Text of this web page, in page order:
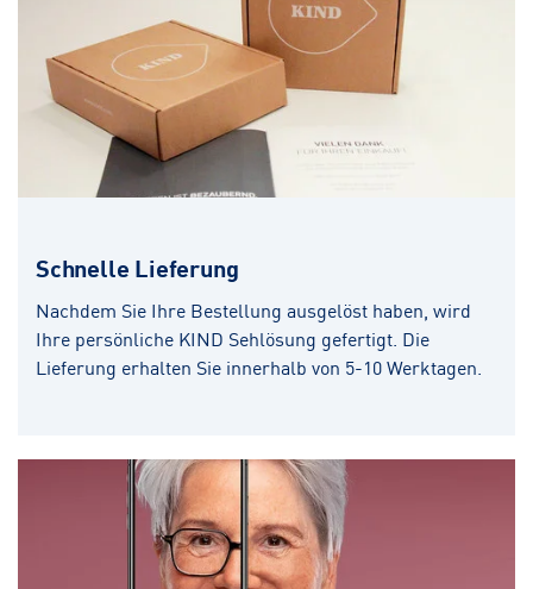
Schnelle Lieferung
Nachdem Sie Ihre Bestellung ausgelöst haben, wird
Ihre persönliche KIND Sehlösung gefertigt. Die
Lieferung erhalten Sie innerhalb von 5-10 Werktagen.